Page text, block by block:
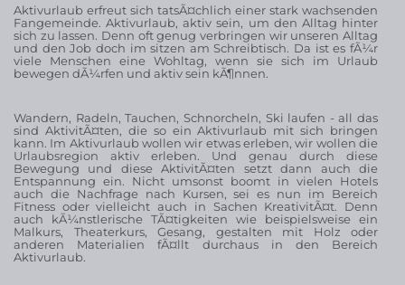
Aktivurlaub erfreut sich tatsÃ¤chlich einer stark wachsenden
Fangemeinde. Aktivurlaub, aktiv sein, um den Alltag hinter
sich zu lassen. Denn oft genug verbringen wir unseren Alltag
und den Job doch im sitzen am Schreibtisch. Da ist es fÃ¼r
viele Menschen eine Wohltag, wenn sie sich im Urlaub
bewegen dÃ¼rfen und aktiv sein kÃ¶nnen.
Wandern, Radeln, Tauchen, Schnorcheln, Ski laufen - all das
sind AktivitÃ¤ten, die so ein Aktivurlaub mit sich bringen
kann. Im Aktivurlaub wollen wir etwas erleben, wir wollen die
Urlaubsregion aktiv erleben. Und genau durch diese
Bewegung und diese AktivitÃ¤ten setzt dann auch die
Entspannung ein. Nicht umsonst boomt in vielen Hotels
auch die Nachfrage nach Kursen, sei es nun im Bereich
Fitness oder vielleicht auch in Sachen KreativitÃ¤t. Denn
auch kÃ¼nstlerische TÃ¤tigkeiten wie beispielsweise ein
Malkurs, Theaterkurs, Gesang, gestalten mit Holz oder
anderen Materialien fÃ¤llt durchaus in den Bereich
Aktivurlaub.